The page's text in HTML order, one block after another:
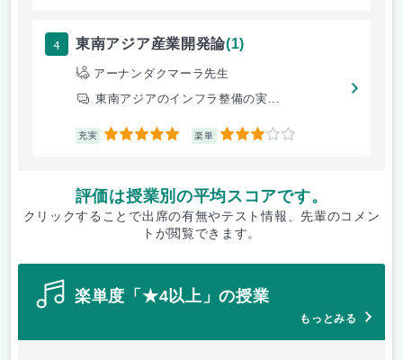
4 東南アジア産業開発論(1)
アーナンダクマーラ先生
東南アジアのインフラ整備の実...
充実 5 楽単 3
評価は授業別の平均スコアです。
クリックすることで出席の有無やテスト情報、先輩のコメン
トが閲覧できます。
楽単度「★4以上」の授業
もっとみる